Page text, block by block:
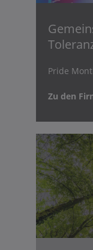
Pride
Zu den